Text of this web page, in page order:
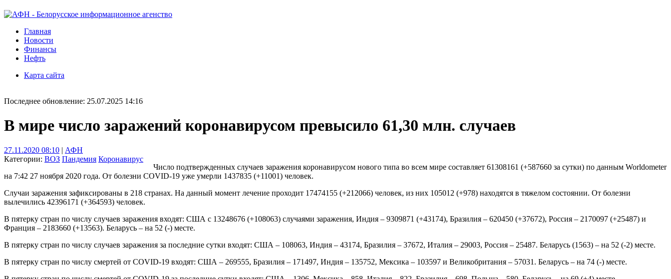
Главная
Новости
Финансы
Нефть
Карта сайта
Последнее обновление: 25.07.2025 14:16
В мире число заражений коронавирусом превысило 61,30 млн. случаев
27.11.2020 08:10 | АФН
Категории: ВОЗ Пандемия Коронавирус
Число подтвержденных случаев заражения коронавирусом нового типа во всем мире составляет 61308161 (+587660 за сутки) по данным Worldometer
на 7:42 27 ноября 2020 года. От болезни COVID-19 уже умерли 1437835 (+11001) человек.
Случаи заражения зафиксированы в 218 странах. На данный момент лечение проходит 17474155 (+212066) человек, из них 105012 (+978) находятся в тяжелом состоянии. От болезни
вылечились 42396171 (+364593) человек.
В пятерку стран по числу случаев заражения входят: США с 13248676 (+108063) случаями заражения, Индия – 9309871 (+43174), Бразилия – 620450 (+37672), Россия – 2170097 (+25487) и
Франция – 2183660 (+13563). Беларусь – на 52 (-) месте.
В пятерку стран по числу случаев заражения за последние сутки входят: США – 108063, Индия – 43174, Бразилия – 37672, Италия – 29003, Россия – 25487. Беларусь (1563) – на 52 (-2) месте.
В пятерку стран по числу смертей от COVID-19 входят: США – 269555, Бразилия – 171497, Индия – 135752, Мексика – 103597 и Великобритания – 57031. Беларусь – на 74 (-) месте.